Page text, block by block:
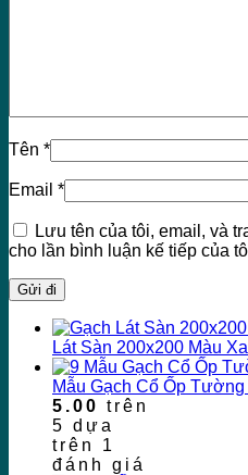
Tên *
Email *
Lưu tên của tôi, email, và
cho lần bình luận kế tiếp của
Lát Sàn 200x200 Màu
Mẫu Gạch Cổ Ốp
5.00 trên
5 dựa
trên 1
đánh giá